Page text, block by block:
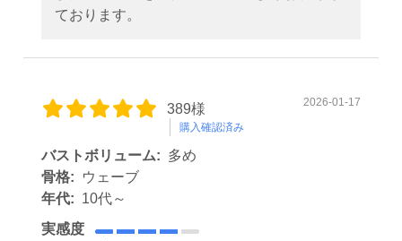
ております。
389様
購入確認済み
2026-01-17
バストボリューム: 多め
骨格:
ウェーブ
年代: 10代～
実感度